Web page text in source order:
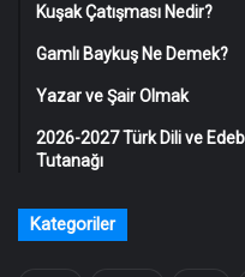
Kuşak Çatışması Nedir?
Gamlı Baykuş Ne Demek?
Yazar ve Şair Olmak
2026-2027 Türk Dili ve
Tutanağı
Kategoriler